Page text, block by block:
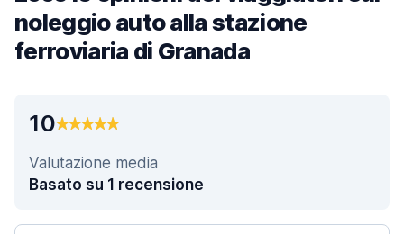
noleggio auto alla stazione
ferroviaria di Granada
10
Valutazione media
Basato su 1 recensione